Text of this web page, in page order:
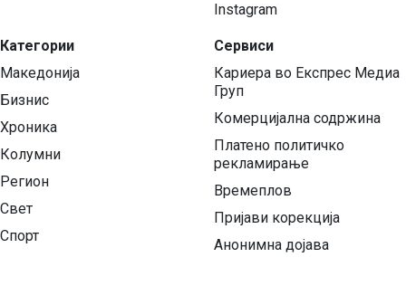
Категории
Македонија
Бизнис
Хроника
Колумни
Регион
Свет
Спорт
Instagram
Сервиси
Кариера во Експрес Медиа
Груп
Комерцијална содржина
Платено политичко
рекламирање
Времеплов
Пријави корекција
Анонимна дојава